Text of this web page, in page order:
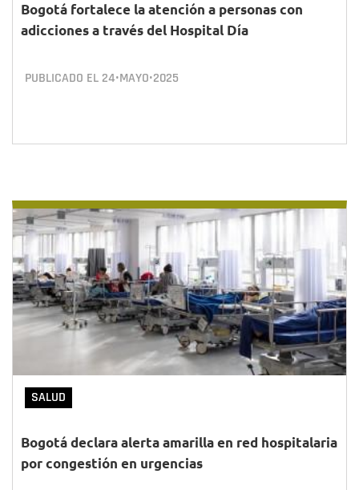
Bogotá fortalece la atención a personas con
adicciones a través del Hospital Día
PUBLICADO EL 24•MAYO•2025
SALUD
Bogotá declara alerta amarilla en red hospitalaria
por congestión en urgencias